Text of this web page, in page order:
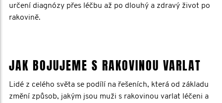
určení diagnózy přes léčbu až po dlouhý a zdravý život po
rakovině.
JAK BOJUJEME S RAKOVINOU VARLAT
Lidé z celého světa se podílí na řešeních, která od základu
změní způsob, jakým jsou muži s rakovinou varlat léčeni a